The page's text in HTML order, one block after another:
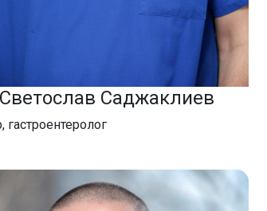
Саджаклиев
гастроентеролог